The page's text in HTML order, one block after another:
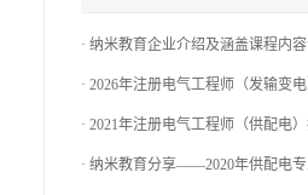
· 纳米教育企业介绍及涵盖课程内容
· 2026年注册电气工程师（发输变电）执业资格
· 2021年注册电气工程师（供配电）执业
· 纳米教育分享——2020年供配电专业案例解析